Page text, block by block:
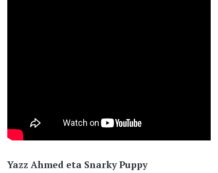
Yazz Ahmed eta Snarky Puppy